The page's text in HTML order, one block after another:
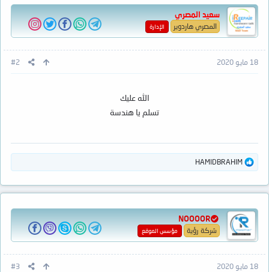
ع
ل
ا
ت
سعيد المصري
المصري هاردوير الإدارة
18 مايو 2020 #2
الله عليك
تسلم يا هندسة
ا
ل
ع
ل
ا
ت
HAMIDBRAHIM
NOOOOR
شركة رؤية مؤسس الموقع
18 مايو 2020 #3